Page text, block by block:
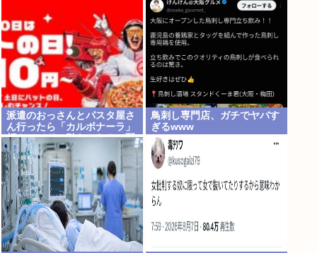
派遣のおっさんとパスタ屋さ
ん行ったら「カルボナーラ」
頼んでてドン引き…なんで弱
者男性っていつも同じのしか
食べないの？
鳥刺し専門店、ガチでヤバす
ぎるwww